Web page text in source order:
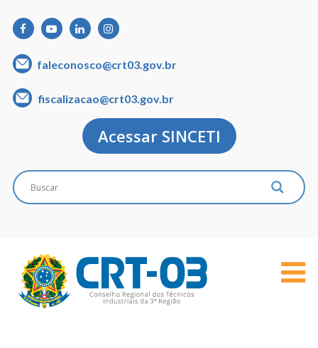
faleconosco@crt03.gov.br
fiscalizacao@crt03.gov.br
Acessar SINCETI